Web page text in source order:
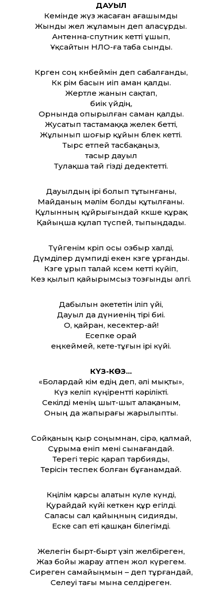
ДАУЫЛ
Кемінде жүз жасаған ағашымды
Жынды жел жұламын деп аласұрды.
Антенна-спутник кет­ті ұшып,
Ұқсайтын НЛО-ға таба сынды.
Көрген соң көнбеймін деп сабалғанды,
Көк өрім басын иіп аман қалды.
Жертөле жанын сақтап,
биік үйдің,
Орнында опырылған саман қалды.
Жусатып тастамаққа желек бет­ті,
Жұлынып шоғыр құйын бөлек кет­ті.
Тырс етпей тасбақаңыз,
тасыр дауыл
Тулақша тай өгізді дедектет­ті.
Дауылдың ірі болып тұтынғаны,
Майданың мәлім болды құтылғаны.
Құлынның құйрығындай көкше құрақ
Қайыңша құлап түспей, тыпыңдады.
Түйгенім көріп осы озбыр халді,
Дүмділер дүмпиді екен көзге ұрғанды.
Көзге ұрып талай көсем кет­ті күйіп,
Кез қылып қайырымсыз тозғынды әлгі.
Дабылын әкететін іліп үйі,
Дауыл да дүниенің тірі биі.
О, қайран, кесектер-ай!
Есепке орай
еңкеймей, кете-тұғын ірі күйі.
КҮЗ-КӨЗ…
«Болардай кім едің деп, әлі мықты»,
Күз келіп күңірент­ті кәрілікті.
Секілді менің шыт-шыт алақаным,
Оның да жапырағы жарылыпты.
Сойқаның қыр соңымнан, сірә, қалмай,
Сұрыма еніп мені сынағандай.
Терегі теріс қарап тарбияды,
Терісін теспек болған бұғанамдай.
Көңілім қарсы алатын күле күнді,
Қурайдай күйі кеткен құр егілді.
Саласы сал қайыңның сидияды,
Еске сап еті қашқан білегімді.
Желегін бырт-бырт үзіп желбіреген,
Жаз бойы жарау атпен жол күрегем.
Сиреген самайыңмын – деп тұрғандай,
Селеуі тағы мына селдіреген.